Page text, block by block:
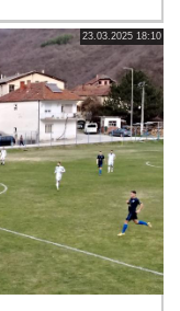
23.03.2025 18:10